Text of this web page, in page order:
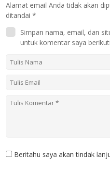
Alamat email Anda tidak akan
ditandai *
Simpan nama, email, dan
untuk komentar saya
Beritahu saya akan tindak